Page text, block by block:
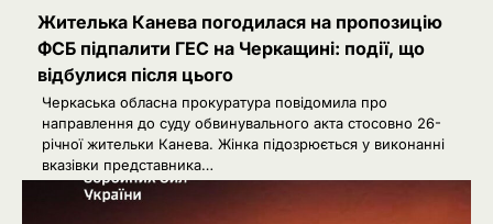
Жителька Канева погодилася на пропозицію
ФСБ підпалити ГЕС на Черкащині: події, що
відбулися після цього
Черкаська обласна прокуратура повідомила про
направлення до суду обвинувального акта стосовно 26-
річної жительки Канева. Жінка підозрюється у виконанні
вказівки представника…